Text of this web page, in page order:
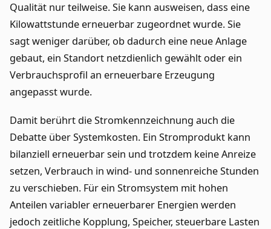
Qualität nur teilweise. Sie kann ausweisen, dass eine
Kilowattstunde erneuerbar zugeordnet wurde. Sie
sagt weniger darüber, ob dadurch eine neue Anlage
gebaut, ein Standort netzdienlich gewählt oder ein
Verbrauchsprofil an erneuerbare Erzeugung
angepasst wurde.
Damit berührt die Stromkennzeichnung auch die
Debatte über Systemkosten. Ein Stromprodukt kann
bilanziell erneuerbar sein und trotzdem keine Anreize
setzen, Verbrauch in wind- und sonnenreiche Stunden
zu verschieben. Für ein Stromsystem mit hohen
Anteilen variabler erneuerbarer Energien werden
jedoch zeitliche Kopplung, Speicher, steuerbare Lasten